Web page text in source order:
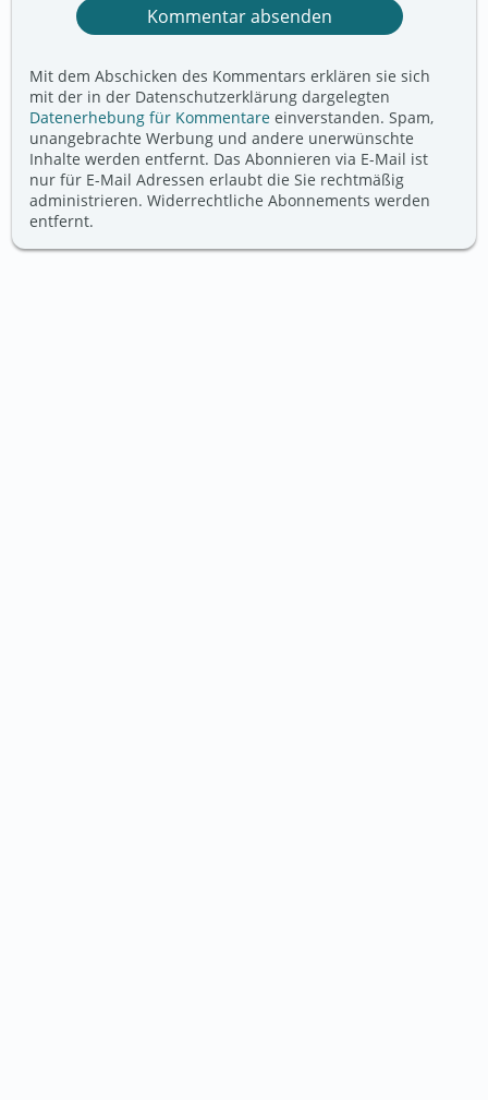
Mit dem Abschicken des Kommentars erklären sie sich
mit der in der Datenschutzerklärung dargelegten
Datenerhebung für Kommentare einverstanden. Spam,
unangebrachte Werbung und andere unerwünschte
Inhalte werden entfernt. Das Abonnieren via E-Mail ist
nur für E-Mail Adressen erlaubt die Sie rechtmäßig
administrieren. Widerrechtliche Abonnements werden
entfernt.